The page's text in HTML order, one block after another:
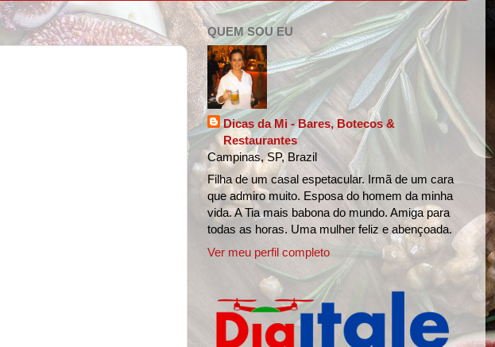
QUEM SOU EU
Dicas da Mi - Bares, Botecos &
Restaurantes
Campinas, SP, Brazil
Filha de um casal espetacular. Irmã de um cara
que admiro muito. Esposa do homem da minha
vida. A Tia mais babona do mundo. Amiga para
todas as horas. Uma mulher feliz e abençoada.
Ver meu perfil completo